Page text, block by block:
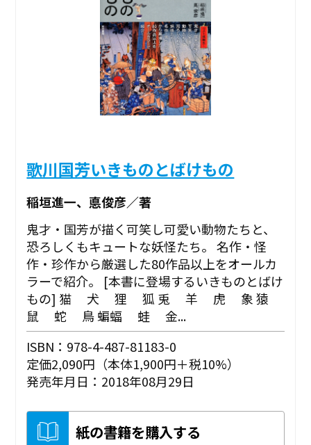
歌川国芳いきものとばけもの
稲垣進一、悳俊彦／著
鬼才・国芳が描く可笑し可愛い動物たちと、
恐ろしくもキュートな妖怪たち。 名作・怪
作・珍作から厳選した80作品以上をオールカ
ラーで紹介。 [本書に登場するいきものとばけ
もの] 猫 犬 狸 狐 兎 羊 虎 象 猿
鼠 蛇 鳥 蝙蝠 蛙 金...
ISBN：978-4-487-81183-0
定価2,090円（本体1,900円＋税10%）
発売年月日：2018年08月29日
紙の書籍を購入する